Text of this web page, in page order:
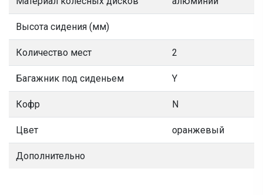
Высота сидения (мм)
Количество мест 2
Багажник под сиденьем Y
Кофр N
Цвет оранжевый
Дополнительно